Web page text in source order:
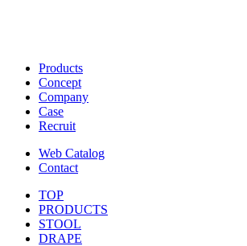
Products
Concept
Company
Case
Recruit
Web Catalog
Contact
TOP
PRODUCTS
STOOL
DRAPE